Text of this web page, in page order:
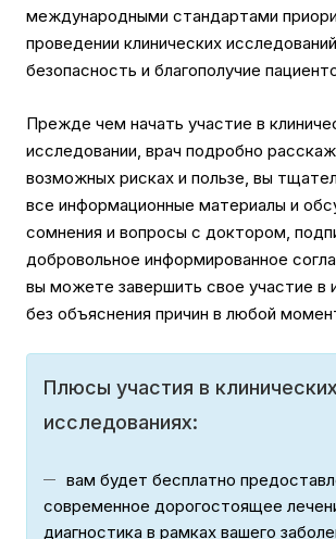
международными стандартами
проведении клинических
безопасность и благополучие
Прежде чем начать участие в
исследовании, врач подробно
возможных рисках и пользе, вы
все информационные материалы и
сомнения и вопросы с доктором,
добровольное информированное
вы можете завершить свое участие в
без объяснения причин в любой
Плюсы участия в клинических
исследованиях:
вам будет бесплатно
современное дорогостоящее
диагностика в рамках вашего